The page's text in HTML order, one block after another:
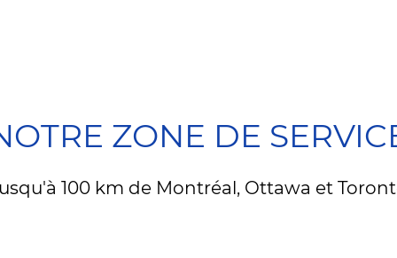
ZONE DE
100 km de Montréal, Ottawa et